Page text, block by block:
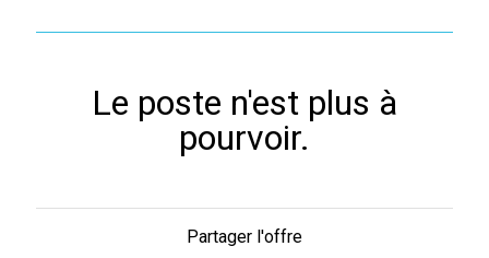
Le poste n'est plus à
pourvoir.
Partager l'offre